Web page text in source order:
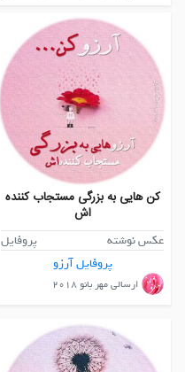
کن هایی به بزرگی مستجاب کننده
اش
عکس نوشته
پروفایل
پروفایل آرزو
ارسالی مهر بانو ۲۰۱۸